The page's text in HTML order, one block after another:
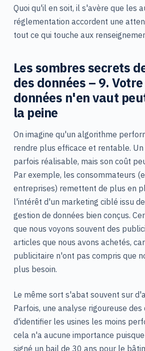
Quoi qu'il en soit, il s'avère que les
réglementation accordent une
tout ce qui touche aux
Les sombres secrets
des données – 9.
données n'en vaut
la peine
On imagine qu'un algorithme
rendre plus efficace et rentable.
parfois réalisable, mais son coût
Par exemple, les consommateurs
entreprises) remettent de plus en
l'intérêt d'un marketing ciblé issu
gestion de données bien conçus.
que nous voyons souvent des
articles que nous avons achetés,
publicitaire n'ont pas compris que
plus besoin.
Le même sort s'abat souvent sur
Parfois, une analyse rigoureuse
d'identifier les usines les moins
cela n'a aucune importance
signé un bail de 30 ans pour le